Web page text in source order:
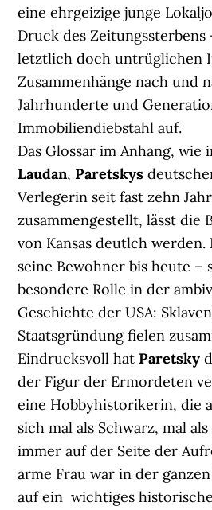
eine ehrgeizige junge
Druck des
letztlich doch untrüglichen
Zusammenhänge nach und
Jahrhunderte und
Immobiliendiebstahl auf.
Das Glossar im Anhang,
Laudan,Paretskys
Verlegerin seit fast zehn
zusammengestellt, lässt die
von Kansas deutlch werden.
seine Bewohner bis heute –
besondere Rolle in der
Geschichte der USA:
Staatsgründung fielen
Eindrucksvoll hatParetsky
der Figur der Ermordeten
eine Hobbyhistorikerin, die
sich mal als Schwarz, mal
immer auf der Seite der
arme Frau war in der
auf ein wichtiges